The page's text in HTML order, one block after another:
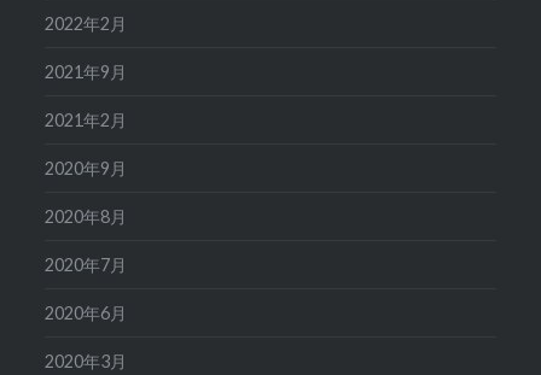
2022年2月
2021年9月
2021年2月
2020年9月
2020年8月
2020年7月
2020年6月
2020年3月